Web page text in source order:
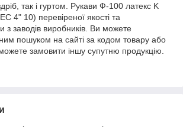
так і гуртом. Рукави Ф-100 латекс K
4" 10) перевіреної якості та
з заводів виробників. Ви можете
пошуком на сайті за кодом товару або
замовити іншу супутню продукцію.